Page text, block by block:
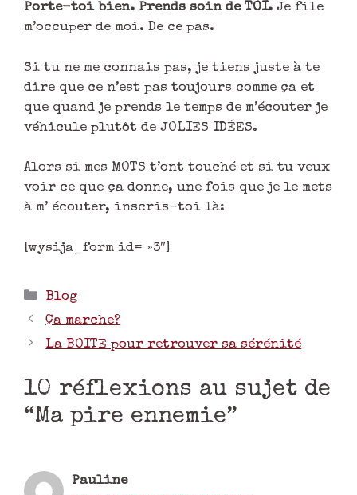
Porte-toi bien. Prends soin de TOI. Je file
m’occuper de moi. De ce pas.
Si tu ne me connais pas, je tiens juste à te
dire que ce n’est pas toujours comme ça et
que quand je prends le temps de m’écouter je
véhicule plutôt de JOLIES IDÉES.
Alors si mes MOTS t’ont touché et si tu veux
voir ce que ça donne, une fois que je le mets
à m’ écouter, inscris-toi là:
[wysija_form id= »3″]
Blog
Ça marche?
La BOITE pour retrouver sa sérénité
10 réflexions au sujet de
“Ma pire ennemie”
Pauline